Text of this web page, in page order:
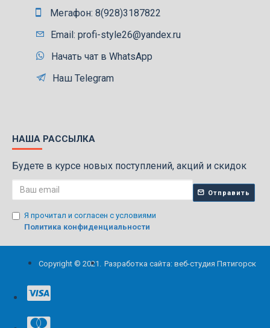
Мегафон: 8(928)3187822
Email: profi-style26@yandex.ru
Начать чат в WhatsApp
Наш Telegram
НАША РАССЫЛКА
Будете в курсе новых поступлений, акций и скидок
Отправить
Я прочитал и согласен с условиями
Политика конфиденциальности
Copyright © 2021. Разработка сайта: веб-студия Пятигорск